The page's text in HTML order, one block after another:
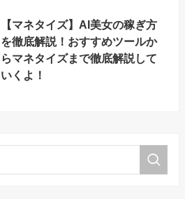
【マネタイズ】AI美女の稼ぎ方
を徹底解説！おすすめツールか
らマネタイズまで徹底解説して
いくよ！